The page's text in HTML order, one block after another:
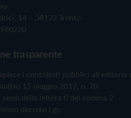
14 – 38122 Trento
trasparente
i contributi pubblici all'editoria
15 maggio 2017, n. 70.
sensi della lettera f) del comma 2
decreto Lgs.